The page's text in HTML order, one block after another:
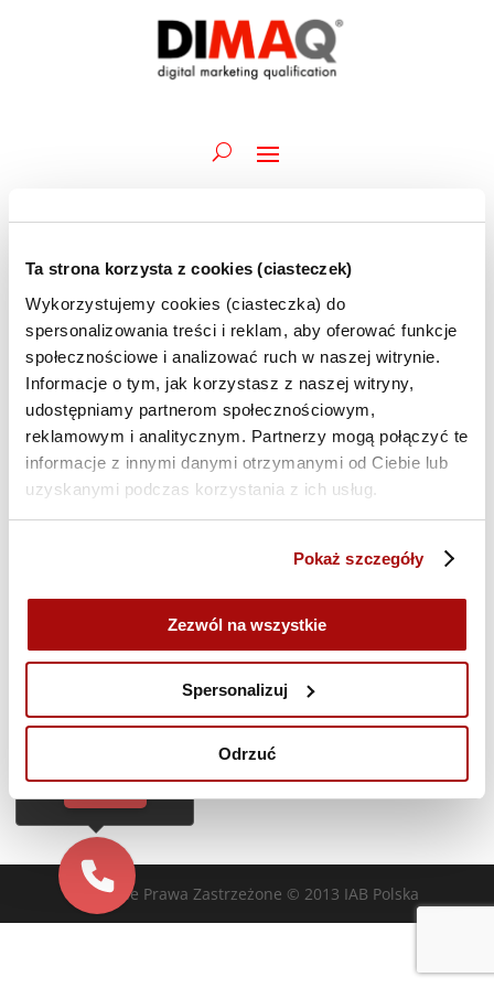
Ta strona korzysta z cookies (ciasteczek)
Wykorzystujemy cookies (ciasteczka) do
spersonalizowania treści i reklam, aby oferować funkcje
społecznościowe i analizować ruch w naszej witrynie.
Informacje o tym, jak korzystasz z naszej witryny,
udostępniamy partnerom społecznościowym,
reklamowym i analitycznym. Partnerzy mogą połączyć te
informacje z innymi danymi otrzymanymi od Ciebie lub
uzyskanymi podczas korzystania z ich usług.
Pokaż szczegóły
Zezwól na wszystkie
Spersonalizuj
Odrzuć
Wydarzenia
for
22
lipca
2026
po
i
22.07.2026
Wybierz
datę.
Trwające
Akademia DIMAQ Professional | J.Szostak | 20-
24 i 27-29.07 | szkolenie ONLINE
20 lipca @ 08:00- 29 lipca @ 10:30
Poprzedni dzień Następny dzień
Zasubskrybuj kalendarz
Wszelkie Prawa Zastrzeżone © 2013 IAB Polska
Cześć!
do Ciebie za darmo
TAK